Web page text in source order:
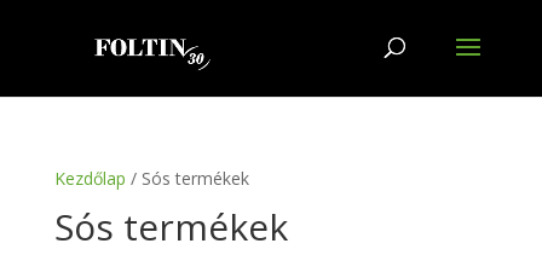
Kezdőlap / Sós termékek
Sós termékek